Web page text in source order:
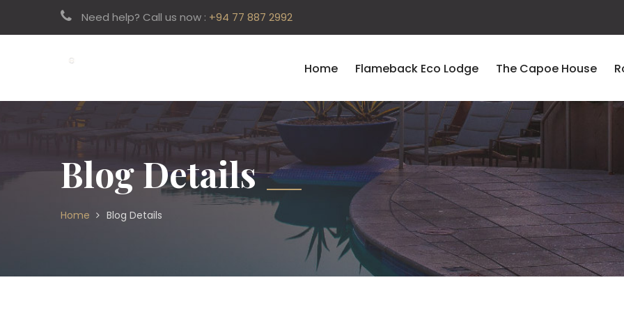
Need help? Call us now : +94 77 887 2992
Home Flameback Eco Lodge The Capoe House
Blog Details
Home Blog Details